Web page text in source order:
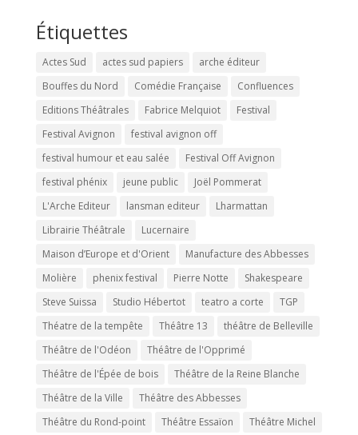
Étiquettes
Actes Sud actes sud papiers
arche éditeur
Bouffes du Nord
Comédie Française
Confluences
Editions Théâtrales
Fabrice Melquiot
Festival
Festival Avignon
festival avignon off
festival humour et eau salée
Festival Off Avignon
festival phénix
jeune public
Joël Pommerat
L'Arche Editeur
lansman editeur
Lharmattan
Librairie Théâtrale
Lucernaire
Maison d’Europe et d'Orient
Manufacture des Abbesses
Molière
phenix festival Pierre Notte
Shakespeare
Steve Suissa
Studio Hébertot teatro a corte
TGP
Théatre de la tempête
Théâtre 13
théâtre de Belleville
Théâtre de l'Odéon
Théâtre de l'Opprimé
Théâtre de l'Épée de bois
Théâtre de la Reine Blanche
Théâtre de la Ville
Théâtre des Abbesses
Théâtre du Rond-point
Théâtre Essaïon Théâtre Michel